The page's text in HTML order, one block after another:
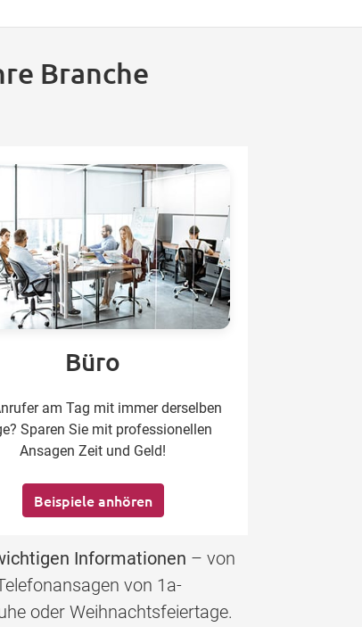
Branche
Büro
am Tag mit immer derselben
Sparen Sie mit professionellen
Ansagen Zeit und Geld!
Beispiele anhören
Informationen – von
von 1a-
oder Weihnachtsfeiertage.